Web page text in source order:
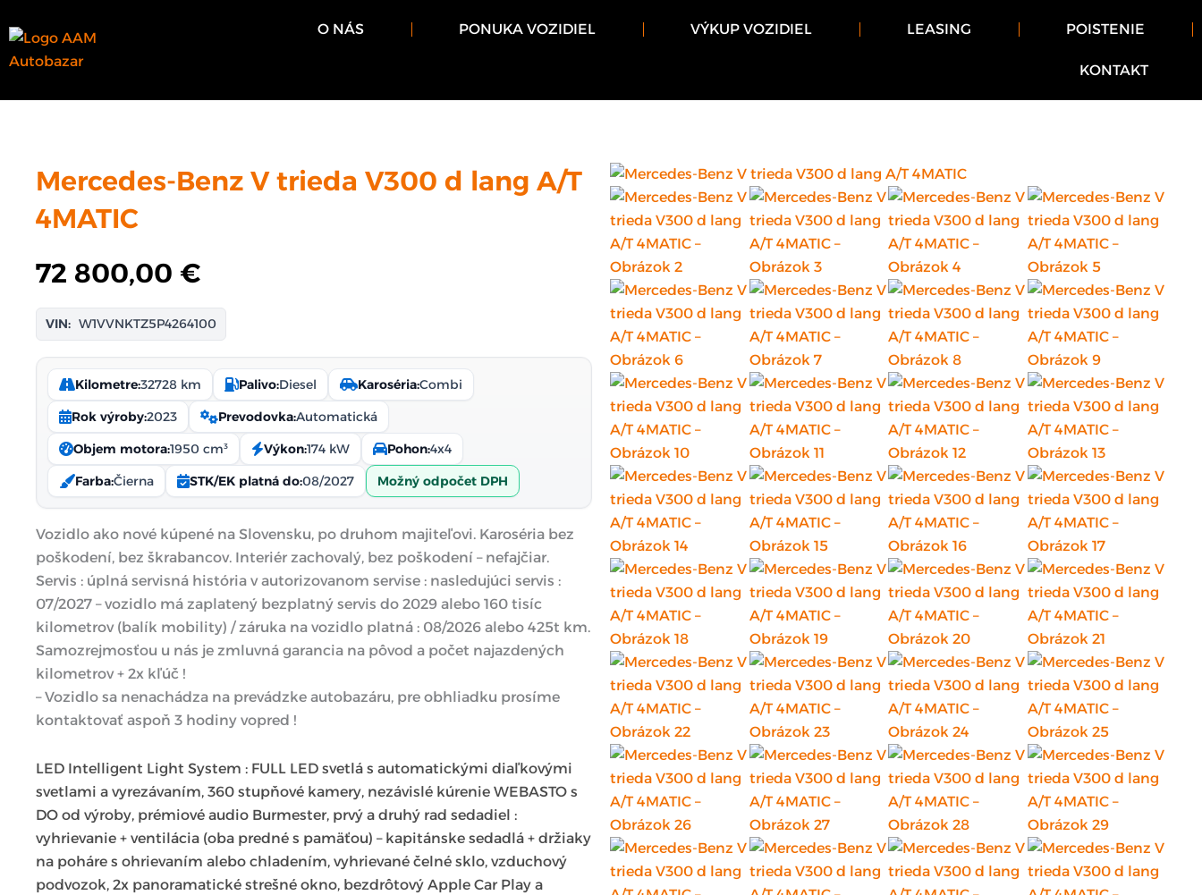
na
obsah
O NÁS PONUKA VOZIDIEL VÝKUP VOZIDIEL LEASING POISTENIE
KONTAKT
Mercedes-Benz V trieda V300 d lang A/T
4MATIC
72 800,00 €
VIN: W1VVNKTZ5P4264100
Kilometre:32728 km Palivo:Diesel Karoséria:Combi
Rok výroby:2023 Prevodovka:Automatická
Objem motora:1950 cm³ Výkon:174 kW Pohon:4x4
Farba:Čierna STK/EK platná do:08/2027 Možný odpočet DPH
Vozidlo ako nové kúpené na Slovensku, po druhom majiteľovi. Karoséria bez
poškodení, bez škrabancov. Interiér zachovalý, bez poškodení – nefajčiar.
Servis : úplná servisná história v autorizovanom servise : nasledujúci servis :
07/2027 – vozidlo má zaplatený bezplatný servis do 2029 alebo 160 tisíc
kilometrov (balík mobility) / záruka na vozidlo platná : 08/2026 alebo 425t km.
Samozrejmosťou u nás je zmluvná garancia na pôvod a počet najazdených
kilometrov + 2x kľúč !
– Vozidlo sa nenachádza na prevádzke autobazáru, pre obhliadku prosíme
kontaktovať aspoň 3 hodiny vopred !
LED Intelligent Light System : FULL LED svetlá s automatickými diaľkovými
svetlami a vyrezávaním, 360 stupňové kamery, nezávislé kúrenie WEBASTO s
DO od výroby, prémiové audio Burmester, prvý a druhý rad sedadiel :
vyhrievanie + ventilácia (oba predné s pamäťou) – kapitánske sedadlá + držiaky
na poháre s ohrievaním alebo chladením, vyhrievané čelné sklo, vzduchový
podvozok, 2x panoramatické strešné okno, bezdrôtový Apple Car Play a